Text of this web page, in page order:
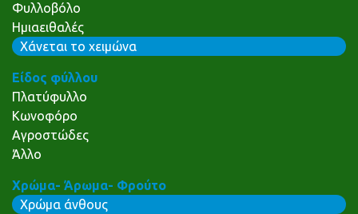
Φυλλοβόλο
Ημιαειθαλές
Χάνεται το χειμώνα
Είδος φύλλου
Πλατύφυλλο
Κωνοφόρο
Αγροστώδες
Άλλο
Χρώμα- Άρωμα- Φρούτο
Χρώμα άνθους